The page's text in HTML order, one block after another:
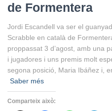
de Formentera
Jordi Escandell va ser el
Scrabble en català de
proppassat 3 d’agost, amb una
i jugadores i uns premis molt
segona posició, Maria Ibáñez i,
Saber més
Comparteix això: